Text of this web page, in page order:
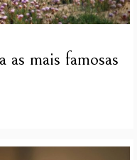
as mais famosas